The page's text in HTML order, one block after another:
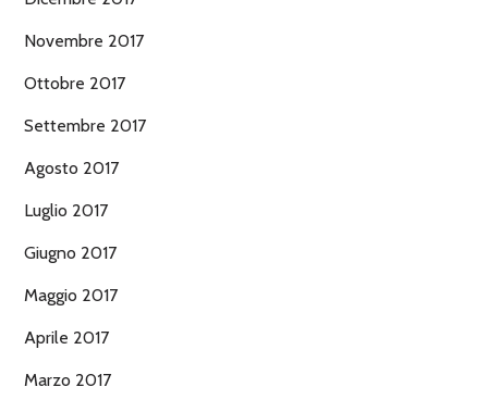
Novembre 2017
Ottobre 2017
Settembre 2017
Agosto 2017
Luglio 2017
Giugno 2017
Maggio 2017
Aprile 2017
Marzo 2017